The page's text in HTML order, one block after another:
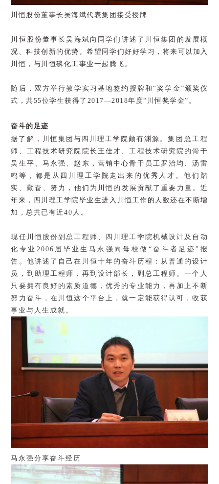
川恒股份董事长吴海斌代表集团接受授牌
川恒股份董事长吴海斌向同学们讲述了川恒集团的发展概
况、科技创新的优势。希望同学们好好学习，将来可以加入
川恒，与川恒磷化工事业一起腾飞。
随后，双方举行教学实习基地签约授牌和“奖学金”颁奖仪
式，共55位学生获得了 2017—2018年度“川恒奖学金”。
奋斗的足迹
据了解，川恒集团与四川理工学院颇有渊源。集团总工程
师、工程技术研究院院长王佳才、工程技术研究院的骨干
吴生平、马永强、赵 东， 营销中心骨干员工罗治均、汤雷
鸣等，都是从四川理工学院走出来的优秀人才。他们踏
实、勤奋、努力，他们为川恒的发展贡献了重要力量。近
年来，四川理工学院毕业生进入川恒工作的人数还在不断增
加，总共已有近 40 人。
现任川恒股份副总工程师、四川理工学院机械设计及自动
化专业 2006 届毕业生马永强向母校做“奋斗者足迹”报
告。他讲述了自己在川恒十年的奋斗历程：从普通的设计
员，到助理工程师，再到设计部长，副总工程师。一个人
只要拥有良好的素质道德，优秀的专业能力，再加上不断
努力奋斗，在川恒这个平台上，就一定能获得认可，收获
事业与人生成就。
马永强分享奋斗经历